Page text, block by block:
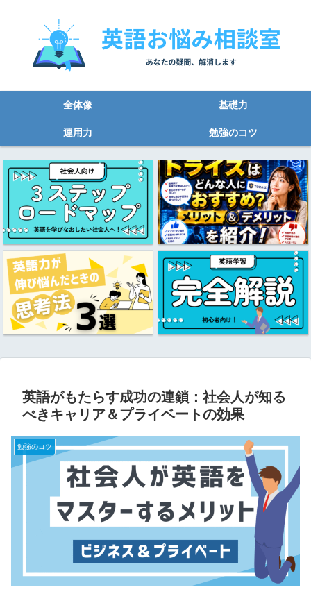
全体像 基礎力
運用力 勉強のコツ
英語がもたらす成功の連鎖：社会人が知る
べきキャリア＆プライベートの効果
勉強のコツ